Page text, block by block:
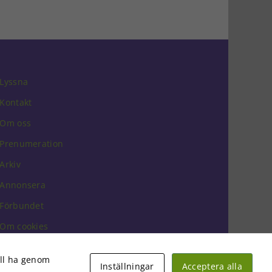
Lyssna
Kontakt
Om oss
Prenumeration
Arkiv
Annonsera
Förbundet
Om cookies
ha genom
Inställningar Acceptera alla